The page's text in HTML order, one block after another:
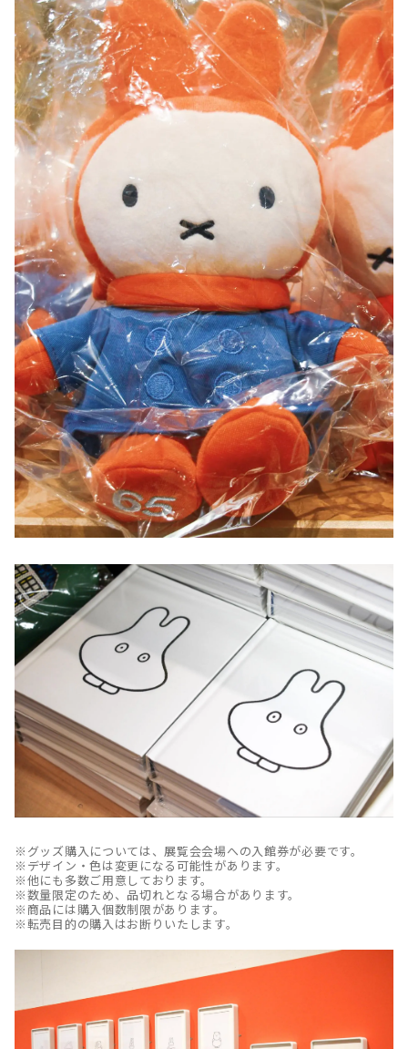
※グッズ購入については、展覧会会場への入館券が必要です。
※デザイン・色は変更になる可能性があります。
※他にも多数ご用意しております。
※数量限定のため、品切れとなる場合があります。
※商品には購入個数制限があります。
※転売目的の購入はお断りいたします。